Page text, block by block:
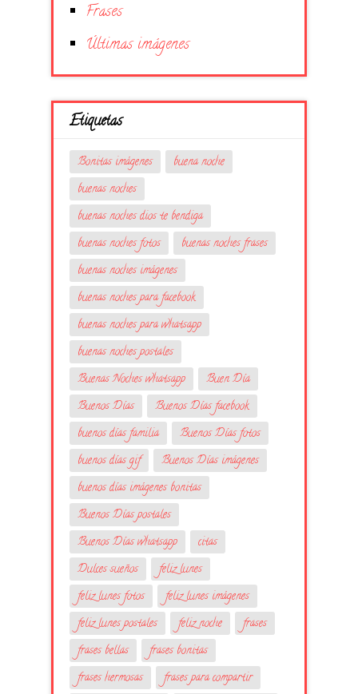
Frases
Últimas imágenes
Etiquetas
Bonitas imágenes
buena noche
buenas noches
buenas noches dios te bendiga
buenas noches fotos
buenas noches frases
buenas noches imágenes
buenas noches para facebook
buenas noches para whatsapp
buenas noches postales
Buenas Noches whatsapp
Buen Día
Buenos Días
Buenos Días facebook
buenos días familia
Buenos Días fotos
buenos días gif
Buenos Días imágenes
buenos días imágenes bonitas
Buenos Días postales
Buenos Días whatsapp
citas
Dulces sueños
feliz lunes
feliz lunes fotos
feliz lunes imágenes
feliz lunes postales
feliz noche
frases
frases bellas
frases bonitas
frases hermosas
frases para compartir